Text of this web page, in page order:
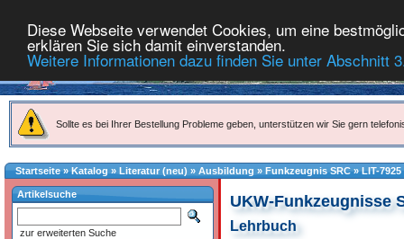
Diese Webseite verwendet Cookies, um eine
erklären Sie sich damit einverstanden.
Weitere Informationen dazu finden Sie unter Abschnitt
Sollte es bei Ihrer Bestellung Probleme geben, unterstützen wir Sie gern
Startseite»Katalog » Literatur (neu) » Ausbildung » Funkzeugnis SRC»LIT-7925
UKW-Funkzeugnisse
Lehrbuch
Artikelsuche
zur erweiterten Suche